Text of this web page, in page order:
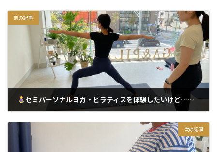
前の記事
セミパーソナルヨガ・ピラティスを体験したいけど…時間が合わないあなたへ：上野・浅草ヨガ＆ピラティス
次の記事